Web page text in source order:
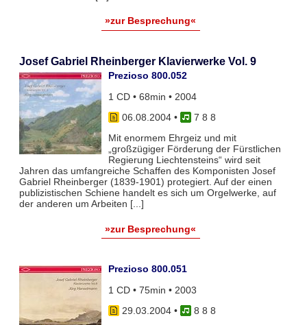
»zur Besprechung«
Josef Gabriel Rheinberger Klavierwerke Vol. 9
Prezioso 800.052
1 CD • 68min • 2004
06.08.2004•
7 8 8
Mit enormem Ehrgeiz und mit
„großzügiger Förderung der Fürstlichen
Regierung Liechtensteins“ wird seit
Jahren das umfangreiche Schaffen des Komponisten Josef
Gabriel Rheinberger (1839-1901) protegiert. Auf der einen
publizistischen Schiene handelt es sich um Orgelwerke, auf
der anderen um Arbeiten [...]
»zur Besprechung«
Prezioso 800.051
1 CD • 75min • 2003
29.03.2004•
8 8 8